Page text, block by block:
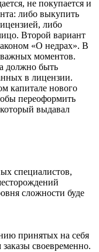
не покупается и
либо выкупить
либо
Второй вариант
«О недрах». В
важных моментов.
должно быть
в лицензии.
капитале нового
переоформить
выдавал
специалистов,
сложности буде
принятых на себя
своевременно.